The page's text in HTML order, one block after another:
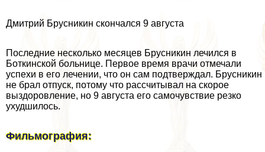
Дмитрий Брусникин скончался 9 августа
Последние несколько месяцев Брусникин лечился в
Боткинской больнице. Первое время врачи отмечали
успехи в его лечении, что он сам подтверждал. Брусникин
не брал отпуск, потому что рассчитывал на скорое
выздоровление, но 9 августа его самочувствие резко
ухудшилось.
Фильмография: